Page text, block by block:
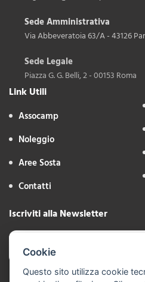
Sede Amministrativa
Via Abbeveratoia 63/A - 43126
Sede Legale
Piazza G. G. Belli, 2 - 00153 Roma
Link Utili
Assocamp
Noleggio
Aree Sosta
Contatti
Iscriviti alla Newsletter
Cookie
Questo sito utilizza cookie